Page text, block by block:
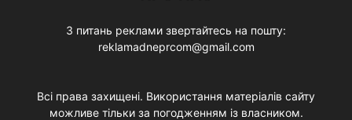
З питань реклами звертайтесь на пошту:
reklamadneprcom@gmail.com
Всі права захищені. Використання матеріалів сайту
можливе тільки за погодженням із власником.